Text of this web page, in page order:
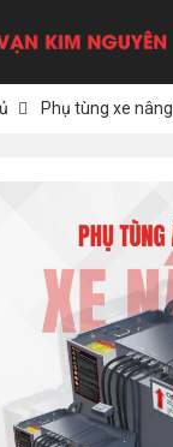
Phụ tùng xe nâng